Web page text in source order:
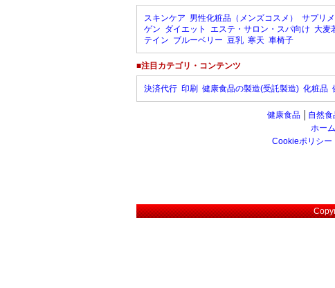
スキンケア 男性化粧品（メンズコスメ） サプリ
ゲン ダイエット エステ・サロン・スパ向け 大麦
テイン ブルーベリー 豆乳 寒天 車椅子
■注目カテゴリ・コンテンツ
決済代行 印刷 健康食品の製造(受託製造) 化粧品
健康食品 自然食
ホーム
Cookieポリシー